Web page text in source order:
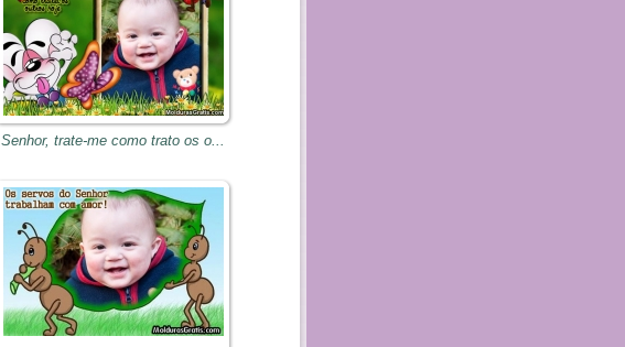
Senhor, trate-me como trato os o...